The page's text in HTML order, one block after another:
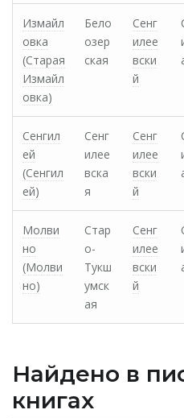
Измайл
овка
(Старая
Измайл
овка)
Бело
озер
ская
Сенг
илее
вски
й
Сенгил
ей
(Сенгил
ей)
Сенг
илее
вска
я
Сенг
илее
вски
й
Молви
но
(Молви
но)
Стар
о-
Тукш
умск
ая
Сенг
илее
вски
й
Найдено в
книгах